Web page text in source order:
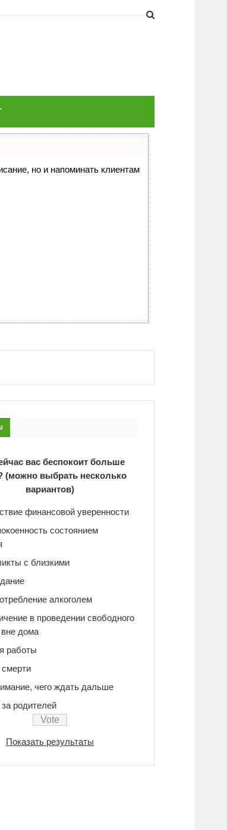
но и напоминать клиентам
вас беспокоит больше
(можно выбрать несколько
вариантов)
финансовой уверенности
состоянием
с близкими
алкоголем
в проведении свободного
дома
работы
чего ждать дальше
родителей
Показать результаты